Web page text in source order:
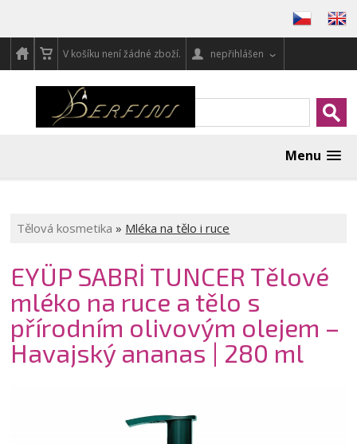
V košíku není žádné zboží. nepřihlášen
Menu
Tělová kosmetika » Mléka na tělo i ruce
EYÜP SABRİ TUNCER Tělové
mléko na ruce a tělo s
přírodním olivovým olejem –
Havajský ananas | 280 ml